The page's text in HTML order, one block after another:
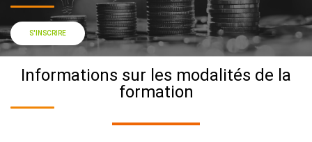
S'INSCRIRE
Informations sur les modalités de la
formation